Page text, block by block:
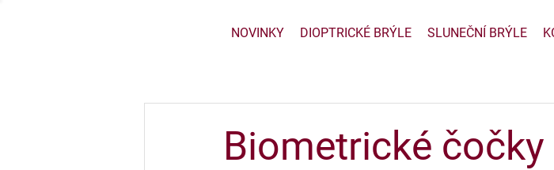
NOVINKY DIOPTRICKÉ BRÝLE SLUNEČNÍ BRÝLE
Biometrické čočky